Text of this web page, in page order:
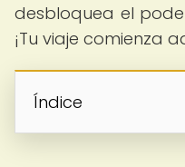
desbloquea el
¡Tu viaje comienza
Índice